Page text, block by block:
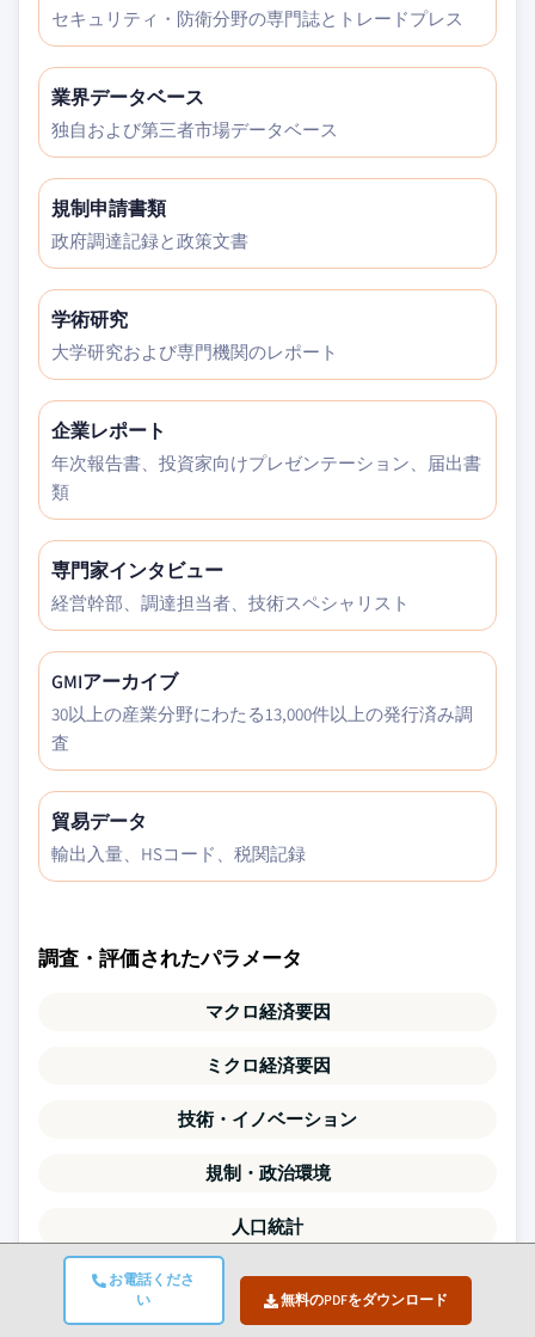
お電話くださ
い
無料のPDFをダウンロード
セキュリティ・防衛分野の専門誌とトレードプレス
業界データベース
独自および第三者市場データベース
規制申請書類
政府調達記録と政策文書
学術研究
大学研究および専門機関のレポート
企業レポート
年次報告書、投資家向けプレゼンテーション、届出書
類
専門家インタビュー
経営幹部、調達担当者、技術スペシャリスト
GMIアーカイブ
30以上の産業分野にわたる13,000件以上の発行済み調
査
貿易データ
輸出入量、HSコード、税関記録
調査・評価されたパラメータ
マクロ経済要因
ミクロ経済要因
技術・イノベーション
規制・政治環境
人口統計
バリューチェーン分析